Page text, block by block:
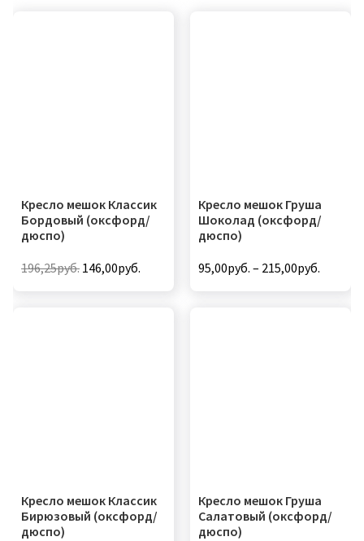
Кресло мешок Классик
Бордовый (оксфорд/
дюспо)
196,25руб. Первоначальная
146,00руб.
товара.
Кресло мешок Груша
Шоколад (оксфорд/
дюспо)
95,00руб. – 215,00руб.
товара.
Кресло мешок Классик
Бирюзовый (оксфорд/
дюспо)
Кресло мешок Груша
Салатовый (оксфорд/
дюспо)